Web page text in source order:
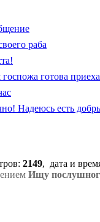
раба
готова
Надеюсь есть
: 2149, дата и
Ищу